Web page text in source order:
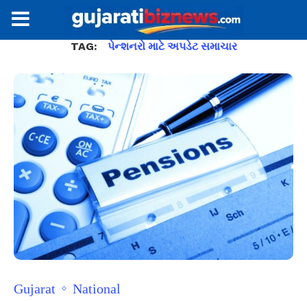
TAG: પેન્શનરો માટે અપડેટ સમાચાર
Gujarat National